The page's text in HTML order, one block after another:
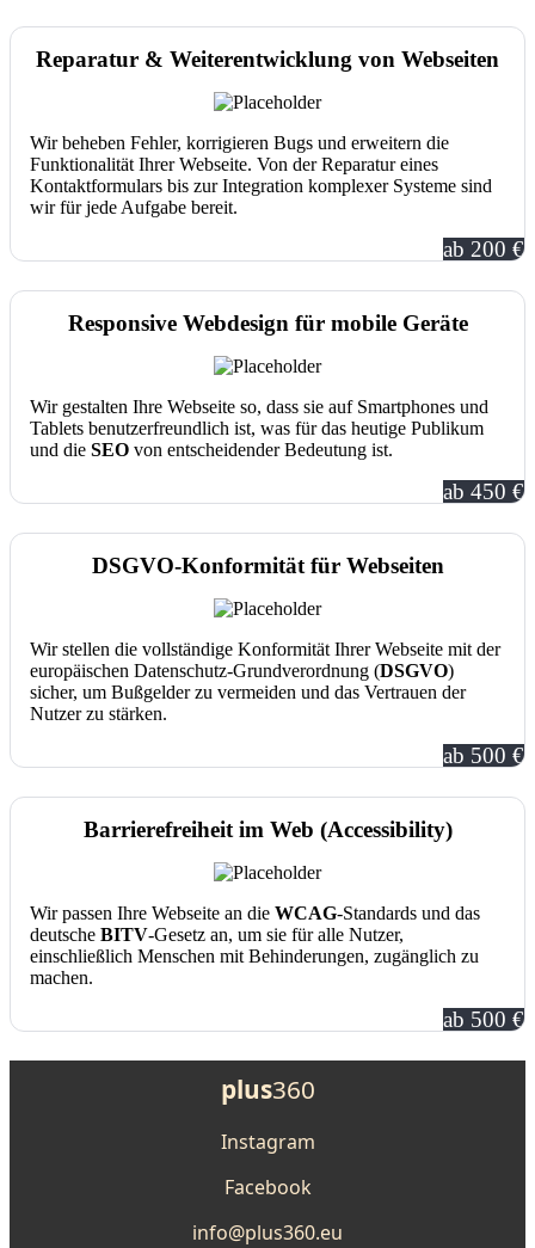
Reparatur & Weiterentwicklung von Webseiten
Wir beheben Fehler, korrigieren Bugs und erweitern die
Funktionalität Ihrer Webseite. Von der Reparatur eines
Kontaktformulars bis zur Integration komplexer Systeme sind
wir für jede Aufgabe bereit.
ab 200 €
Responsive Webdesign für mobile Geräte
Wir gestalten Ihre Webseite so, dass sie auf Smartphones und
Tablets benutzerfreundlich ist, was für das heutige Publikum
und die SEO von entscheidender Bedeutung ist.
ab 450 €
DSGVO-Konformität für Webseiten
Wir stellen die vollständige Konformität Ihrer Webseite mit der
europäischen Datenschutz-Grundverordnung (DSGVO)
sicher, um Bußgelder zu vermeiden und das Vertrauen der
Nutzer zu stärken.
ab 500 €
Barrierefreiheit im Web (Accessibility)
Wir passen Ihre Webseite an die WCAG-Standards und das
deutsche BITV-Gesetz an, um sie für alle Nutzer,
einschließlich Menschen mit Behinderungen, zugänglich zu
machen.
ab 500 €
plus360
Instagram
Facebook
info@plus360.eu